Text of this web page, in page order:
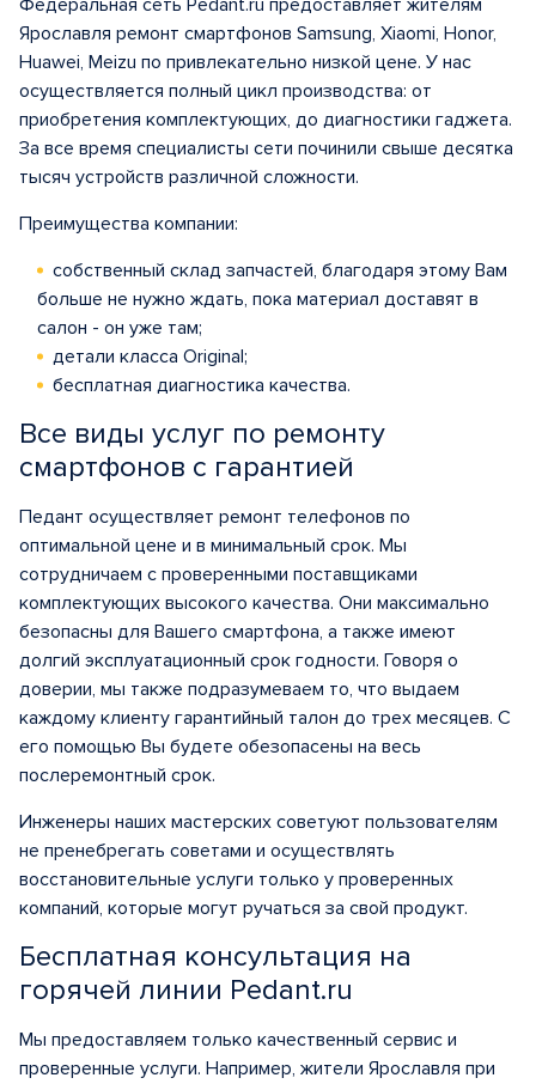
Федеральная сеть Pedant.ru предоставляет жителям
Ярославля ремонт смартфонов Samsung, Xiaomi, Honor,
Huawei, Meizu по привлекательно низкой цене. У нас
осуществляется полный цикл производства: от
приобретения комплектующих, до диагностики гаджета.
За все время специалисты сети починили свыше десятка
тысяч устройств различной сложности.
Преимущества компании:
собственный склад запчастей, благодаря этому Вам
больше не нужно ждать, пока материал доставят в
салон - он уже там;
детали класса Original;
бесплатная диагностика качества.
Все виды услуг по ремонту
смартфонов с гарантией
Педант осуществляет ремонт телефонов по
оптимальной цене и в минимальный срок. Мы
сотрудничаем с проверенными поставщиками
комплектующих высокого качества. Они максимально
безопасны для Вашего смартфона, а также имеют
долгий эксплуатационный срок годности. Говоря о
доверии, мы также подразумеваем то, что выдаем
каждому клиенту гарантийный талон до трех месяцев. С
его помощью Вы будете обезопасены на весь
послеремонтный срок.
Инженеры наших мастерских советуют пользователям
не пренебрегать советами и осуществлять
восстановительные услуги только у проверенных
компаний, которые могут ручаться за свой продукт.
Бесплатная консультация на
горячей линии Pedant.ru
Мы предоставляем только качественный сервис и
проверенные услуги. Например, жители Ярославля при